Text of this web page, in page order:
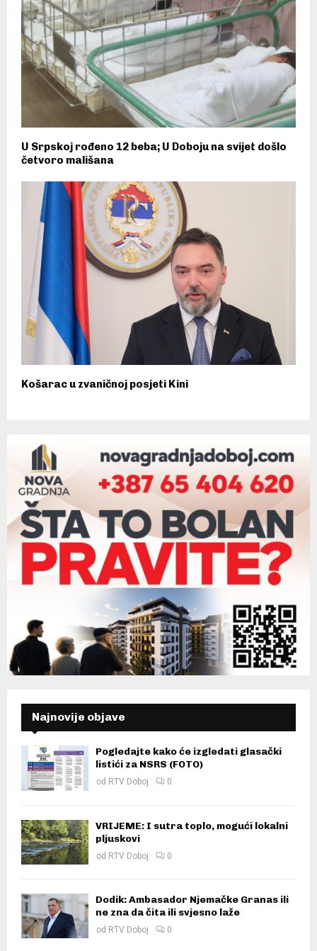
U Srpskoj rođeno 12 beba; U Doboju na svijet došlo
četvoro mališana
Košarac u zvaničnoj posjeti Kini
Najnovije objave
Pogledajte kako će izgledati glasački
listići za NSRS (FOTO)
od RTV Doboj 0
VRIJEME: I sutra toplo, mogući lokalni
pljuskovi
od RTV Doboj 0
Dodik: Ambasador Njemačke Granas ili
ne zna da čita ili svjesno laže
od RTV Doboj 0